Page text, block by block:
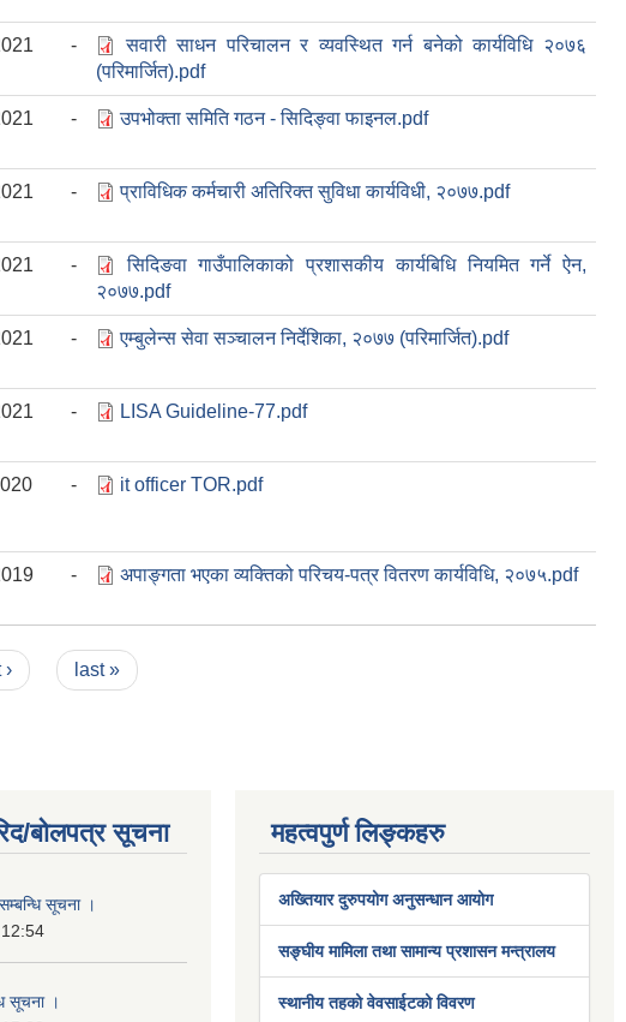
2021 -
सवारी साधन परिचालन र व्यवस्थित गर्न बनेको कार्यविधि २०७६
(परिमार्जित).pdf
2021 -
उपभोक्ता समिति गठन - सिदिङ्वा फाइनल.pdf
2021 -
प्राविधिक कर्मचारी अतिरिक्त सुविधा कार्यविधी, २०७७.pdf
2021 -
सिदिङवा गाउँपालिकाको प्रशासकीय कार्यबिधि नियमित गर्ने ऐन,
२०७७.pdf
2021 -
एम्बुलेन्स सेवा सञ्चालन निर्देशिका, २०७७ (परिमार्जित).pdf
2021 -
LISA Guideline-77.pdf
2020 -
it officer TOR.pdf
2019 -
अपाङ्गता भएका व्यक्तिको परिचय-पत्र वितरण कार्यविधि, २०७५.pdf
last »
बोलपत्र सूचना
सूचना ।
सूचना ।
महत्वपुर्ण लिङ्कहरु
अख्तियार दुरुपयोग अनुसन्धान आयोग
सङ्घीय मामिला तथा सामान्य प्रशासन मन्त्रालय
स्थानीय तहको वेवसाईटको विवरण